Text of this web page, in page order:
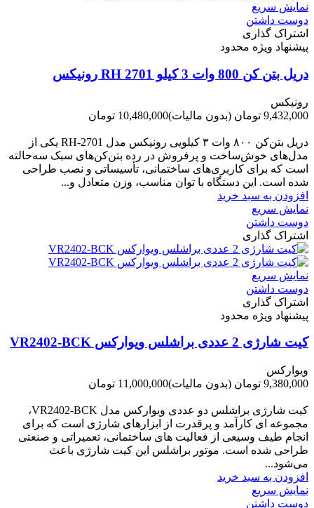
نمایش سریع
دوست داشتن
اشتراک گذاری
پیشنهاد ویژه محدود
دریل بتن کن 800 وات 3 کیلو RH 2701 رونیکس
رونیکس
9,432,000 تومان
(بدون مالیات)10,480,000 تومان
دریل بتن‌کن ۸۰۰ وات ۳ کیلویی رونیکس مدل RH‑2701 یکی از
مدل‌های خوش‌ساخت و پرفروش در رده بتن‌کن‌های سبک سه‌حالته
است که برای کاربری‌های ساختمانی، تأسیساتی و نصب طراحی
شده است. این دستگاه با توان مناسب، وزن متعادل و...
افزودن به سبد خرید
نمایش سریع
دوست داشتن
اشتراک گذاری
نمایش سریع
دوست داشتن
اشتراک گذاری
پیشنهاد ویژه محدود
کیت شارژی 2 عددی براشلس ویوارکس VR2402-BCK
ویوارکس
9,380,000 تومان
(بدون مالیات)11,000,000 تومان
کیت شارژی براشلس دو عددی ویوارکس مدل VR2402-BCK،
مجموعه ای کارآمد و پرقدرت از ابزارهای شارژی است که برای
انجام طیف وسیعی از فعالیت های ساختمانی، تعمیراتی و صنعتی
طراحی شده است. موتور براشلس این کیت شارژی باعث
می‌شود...
افزودن به سبد خرید
نمایش سریع
دوست داشتن